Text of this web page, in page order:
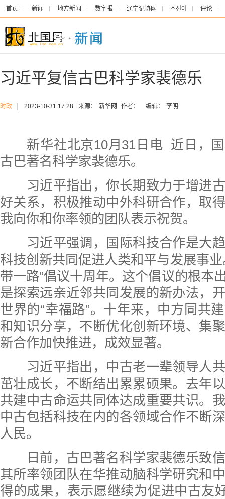
首页 新闻 地方新闻 数字报 辽宁记协网 조선어 评论
习近平复信古巴科学家裴德乐
时政 2023-10-31 17:28 来源： 新华网 作者： 编辑： 李明
新华社北京10月31日电 近日，国
古巴著名科学家裴德乐。
习近平指出，你长期致力于增进古
好关系，积极推动中外科研合作，取
我向你和你率领的团队表示祝贺。
习近平强调，国际科技合作是大趋
科技创新共同促进人类和平与发展事
带一路”倡议十周年。这个倡议的根本
是探索远亲近邻共同发展的新办法，
世界的“幸福路”。十年来，中方同共
和知识分享，不断优化创新环境、集
新合作加快推进，成效显著。
习近平指出，中古老一辈领导人共
茁壮成长，不断结出累累硕果。去年
共建中古命运共同体达成重要共识。
中古包括科技在内的各领域合作不断
人民。
日前，古巴著名科学家裴德乐致信
其所率领团队在华推动脑科学研究和
得的成果，表示愿继续为促进中古友